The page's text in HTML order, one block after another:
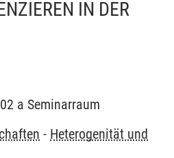
IN DER
a Seminarraum
- Heterogenität und